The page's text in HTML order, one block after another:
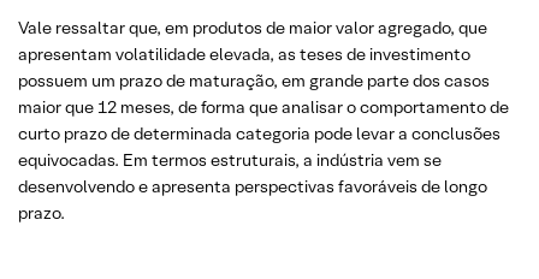
Vale ressaltar que, em produtos de maior valor agregado, que
apresentam volatilidade elevada, as teses de investimento
possuem um prazo de maturação, em grande parte dos casos
maior que 12 meses, de forma que analisar o comportamento de
curto prazo de determinada categoria pode levar a conclusões
equivocadas. Em termos estruturais, a indústria vem se
desenvolvendo e apresenta perspectivas favoráveis de longo
prazo.